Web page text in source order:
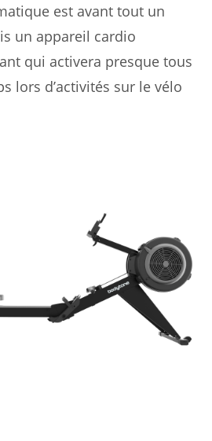
est avant tout un
un appareil cardio
qui activera presque tous
lors d’activités sur le vélo